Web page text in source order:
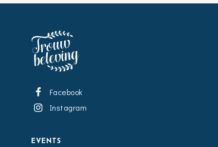
Facebook
Instagram
EVENTS